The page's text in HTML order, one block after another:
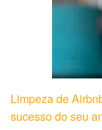
Limpeza de
sucesso do seu